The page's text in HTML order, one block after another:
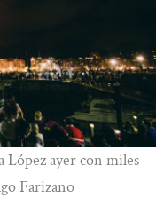
ayer con miles
Farizano